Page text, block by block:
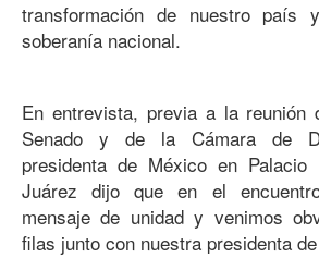
transformación de nuestro
soberanía nacional.
En entrevista, previa a la reunión
Senado y de la Cámara de
presidenta de México en Palacio
Juárez dijo que en el
mensaje de unidad y venimos
filas junto con nuestra presidenta